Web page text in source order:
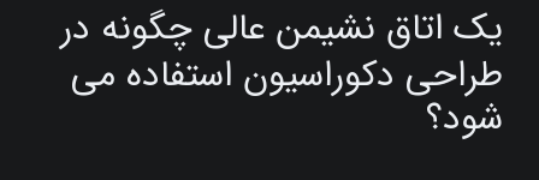
یک اتاق نشیمن عالی چگونه در
طراحی دکوراسیون استفاده می
شود؟